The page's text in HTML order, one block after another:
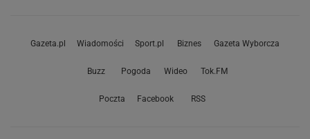
Gazeta.pl Wiadomości Sport.pl Biznes Gazeta Wyborcza
Buzz Pogoda Wideo Tok.FM
Poczta Facebook RSS